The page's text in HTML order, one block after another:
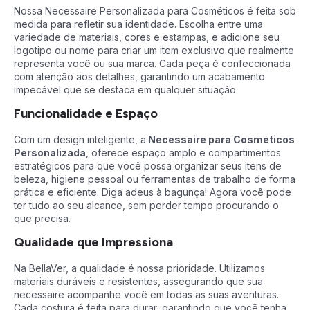
Nossa Necessaire Personalizada para Cosméticos é feita sob
medida para refletir sua identidade. Escolha entre uma
variedade de materiais, cores e estampas, e adicione seu
logotipo ou nome para criar um item exclusivo que realmente
representa você ou sua marca. Cada peça é confeccionada
com atenção aos detalhes, garantindo um acabamento
impecável que se destaca em qualquer situação.
Funcionalidade e Espaço
Com um design inteligente, a Necessaire para Cosméticos
Personalizada , oferece espaço amplo e compartimentos
estratégicos para que você possa organizar seus itens de
beleza, higiene pessoal ou ferramentas de trabalho de forma
prática e eficiente. Diga adeus à bagunça! Agora você pode
ter tudo ao seu alcance, sem perder tempo procurando o
que precisa.
Qualidade que Impressiona
Na BellaVer, a qualidade é nossa prioridade. Utilizamos
materiais duráveis e resistentes, assegurando que sua
necessaire acompanhe você em todas as suas aventuras.